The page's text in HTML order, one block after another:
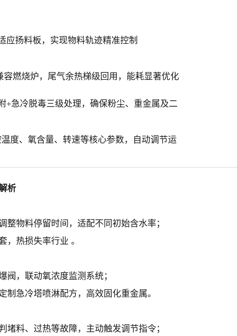
应扬料板，实现物料轨迹精准控制
容燃烧炉，尾气余热梯级回用，能耗显著优化
+急冷脱毒三级处理，确保粉尘、重金属及二
度、氧含量、转速等核心参数，自动调节运
析
整物料停留时间，适配不同初始含水率；
，热损失率行业 。
阀，联动氧浓度监测系统；
制急冷塔喷淋配方，高效固化重金属。
堵料、过热等故障，主动触发调节指令；